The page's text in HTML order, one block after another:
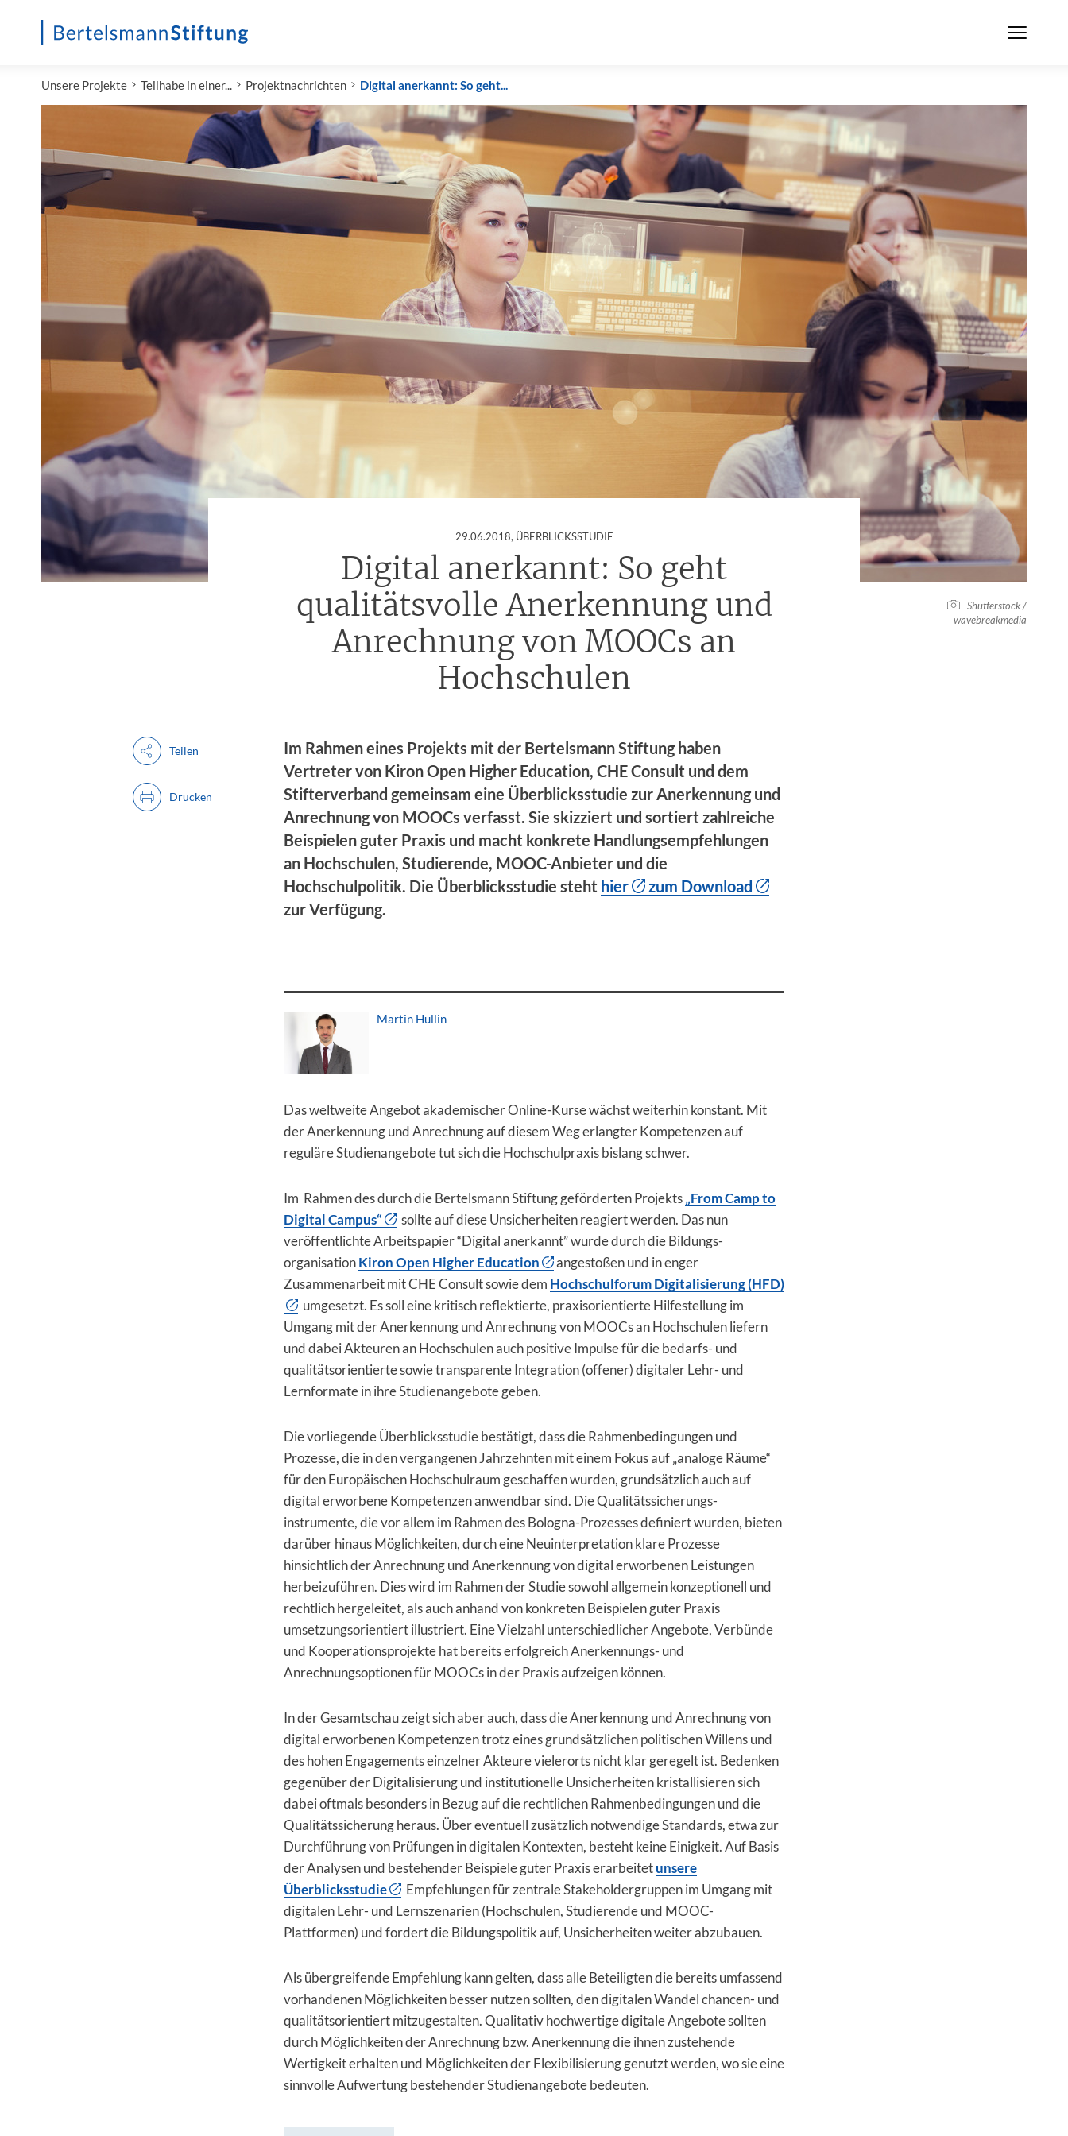
Unsere Projekte Teilhabe in einer... Projektnachrichten Digital anerkannt: So geht...
Shutterstock /
wavebreakmedia
29.06.2018, ÜBERBLICKSSTUDIE:
Digital anerkannt: So geht
qualitätsvolle Anerkennung und
Anrechnung von MOOCs an
Hochschulen
Im Rahmen eines Projekts mit der Bertelsmann Stiftung haben
Vertreter von Kiron Open Higher Education, CHE Consult und dem
Stifterverband gemeinsam eine Überblicksstudie zur Anerkennung und
Anrechnung von MOOCs verfasst. Sie skizziert und sortiert zahlreiche
Beispielen guter Praxis und macht konkrete Handlungsempfehlungen
an Hochschulen, Studierende, MOOC-Anbieter und die
Hochschulpolitik. Die Überblicksstudie steht hier
zum Download
zur Verfügung.
Teilen
Drucken
Martin Hullin
Das weltweite Angebot akademischer Online-Kurse wächst weiterhin konstant. Mit
der Anerkennung und Anrechnung auf diesem Weg erlangter Kompetenzen auf
reguläre Studienangebote tut sich die Hochschulpraxis bislang schwer.
Im Rahmen des durch die Bertelsmann Stiftung geförderten Projekts„From Camp to
Digital Campus“
sollte auf diese Unsicherheiten reagiert werden. Das nun
veröffentlichte Arbeitspapier “Digital anerkannt” wurde durch die Bildungs-
organisationKiron Open Higher Education
angestoßen und in enger
Zusammenarbeit mit CHE Consult sowie dem Hochschulforum Digitalisierung (HFD)
umgesetzt. Es soll eine kritisch reflektierte, praxisorientierte Hilfestellung im
Umgang mit der Anerkennung und Anrechnung von MOOCs an Hochschulen liefern
und dabei Akteuren an Hochschulen auch positive Impulse für die bedarfs- und
qualitätsorientierte sowie transparente Integration (offener) digitaler Lehr- und
Lernformate in ihre Studienangebote geben.
Die vorliegende Überblicksstudie bestätigt, dass die Rahmenbedingungen und
Prozesse, die in den vergangenen Jahrzehnten mit einem Fokus auf „analoge Räume“
für den Europäischen Hochschulraum geschaffen wurden, grundsätzlich auch auf
digital erworbene Kompetenzen anwendbar sind. Die Qualitätssicherungs-
instrumente, die vor allem im Rahmen des Bologna-Prozesses definiert wurden, bieten
darüber hinaus Möglichkeiten, durch eine Neuinterpretation klare Prozesse
hinsichtlich der Anrechnung und Anerkennung von digital erworbenen Leistungen
herbeizuführen. Dies wird im Rahmen der Studie sowohl allgemein konzeptionell und
rechtlich hergeleitet, als auch anhand von konkreten Beispielen guter Praxis
umsetzungsorientiert illustriert. Eine Vielzahl unterschiedlicher Angebote, Verbünde
und Kooperationsprojekte hat bereits erfolgreich Anerkennungs- und
Anrechnungsoptionen für MOOCs in der Praxis aufzeigen können.
In der Gesamtschau zeigt sich aber auch, dass die Anerkennung und Anrechnung von
digital erworbenen Kompetenzen trotz eines grundsätzlichen politischen Willens und
des hohen Engagements einzelner Akteure vielerorts nicht klar geregelt ist. Bedenken
gegenüber der Digitalisierung und institutionelle Unsicherheiten kristallisieren sich
dabei oftmals besonders in Bezug auf die rechtlichen Rahmenbedingungen und die
Qualitätssicherung heraus. Über eventuell zusätzlich notwendige Standards, etwa zur
Durchführung von Prüfungen in digitalen Kontexten, besteht keine Einigkeit. Auf Basis
der Analysen und bestehender Beispiele guter Praxis erarbeitetunsere
Überblicksstudie
Empfehlungen für zentrale Stakeholdergruppen im Umgang mit
digitalen Lehr- und Lernszenarien (Hochschulen, Studierende und MOOC-
Plattformen) und fordert die Bildungspolitik auf, Unsicherheiten weiter abzubauen.
Als übergreifende Empfehlung kann gelten, dass alle Beteiligten die bereits umfassend
vorhandenen Möglichkeiten besser nutzen sollten, den digitalen Wandel chancen- und
qualitätsorientiert mitzugestalten. Qualitativ hochwertige digitale Angebote sollten
durch Möglichkeiten der Anrechnung bzw. Anerkennung die ihnen zustehende
Wertigkeit erhalten und Möglichkeiten der Flexibilisierung genutzt werden, wo sie eine
sinnvolle Aufwertung bestehender Studienangebote bedeuten.